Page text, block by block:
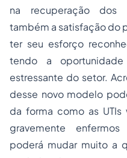
na recuperação dos
também a satisfação do
ter seu esforço
tendo a
estressante do setor.
desse novo modelo
da forma como as
gravemente
poderá mudar muito a